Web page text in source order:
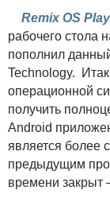
Remix OS
рабочего стола
пополнил
Technology.
операционной
получить
Android
является более
предыдущим
времени закрыт